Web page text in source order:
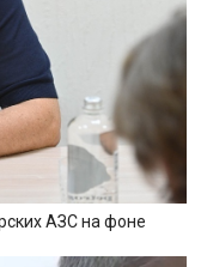
АЗС на фоне